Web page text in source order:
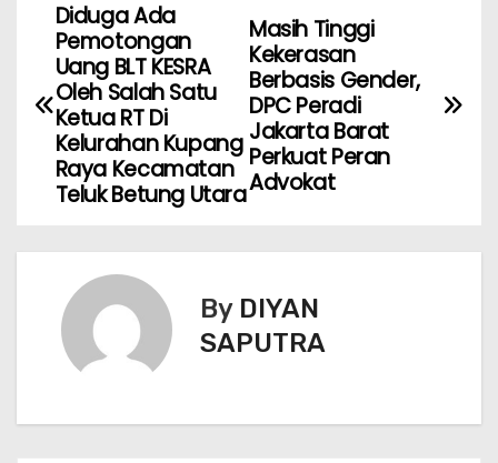
Masih Tinggi
Kekerasan
Berbasis Gender,
DPC Peradi
Jakarta Barat
Perkuat Peran
Advokat
Diduga Ada
Pemotongan
Uang BLT KESRA
Oleh Salah Satu
Ketua RT Di
Kelurahan Kupang
Raya Kecamatan
Teluk Betung Utara
By DIYAN
SAPUTRA